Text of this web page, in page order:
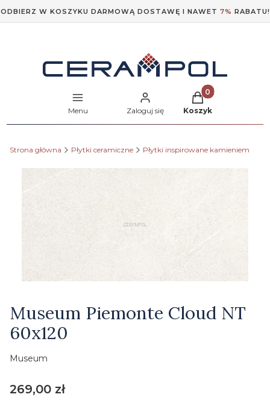
ODBIERZ W KOSZYKU DARMOWĄ DOSTAWĘ I NAWET 7% RABATU!
Menu Zaloguj się
Produkty w
Koszyk
Strona główna Płytki ceramiczne Płytki inspirowane kamieniem
Museum Piemonte Cloud NT
60x120
Museum
Cena
269,00 zł